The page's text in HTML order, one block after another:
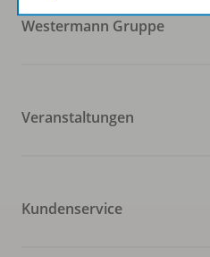
Westermann Gruppe
Veranstaltungen
Kundenservice